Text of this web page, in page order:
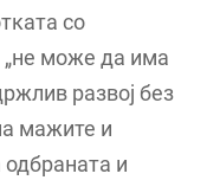
со
„не може да има
развој без
мажите и
и